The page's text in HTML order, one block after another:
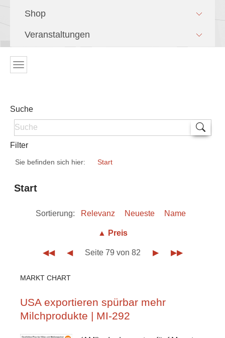
Shop
Veranstaltungen
Suche
Filter
Sie befinden sich hier: Start
Start
Sortierung: Relevanz Neueste Name
▲ Preis
◀◀ ◀ Seite 79 von 82 ▶ ▶▶
MARKT CHART
USA exportieren spürbar mehr
Milchprodukte | MI-292